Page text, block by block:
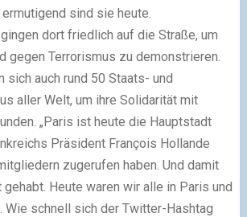
sind sie heute.
dort friedlich auf die Straße, um
gegen Terrorismus zu demonstrieren.
sich auch rund 50 Staats- und
aller Welt, um ihre Solidarität mit
„Paris ist heute die Hauptstadt
Präsident François Hollande
zugerufen haben. Und damit
Heute waren wir alle in Paris und
Wie schnell sich der Twitter-Hashtag